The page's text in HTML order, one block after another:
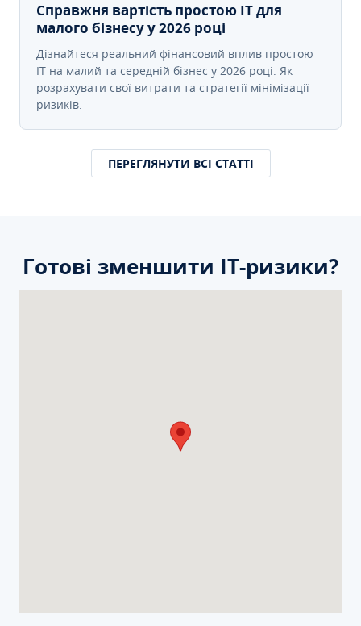
Справжня вартість простою IT для
малого бізнесу у 2026 році
Дізнайтеся реальний фінансовий вплив простою
IT на малий та середній бізнес у 2026 році. Як
розрахувати свої витрати та стратегії мінімізації
ризиків.
ПЕРЕГЛЯНУТИ ВСІ СТАТТІ
Готові зменшити ІТ-ризики?